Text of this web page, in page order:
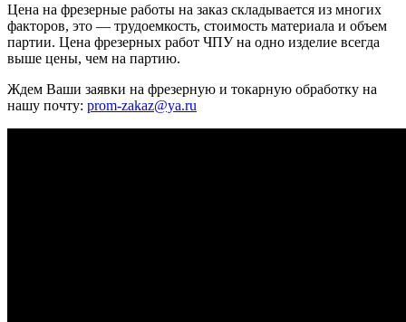
Цена на фрезерные работы на заказ складывается из многих
факторов, это — трудоемкость, стоимость материала и объем
партии. Цена фрезерных работ ЧПУ на одно изделие всегда
выше цены, чем на партию.
Ждем Ваши заявки на фрезерную и токарную обработку на
нашу почту: prom-zakaz@ya.ru